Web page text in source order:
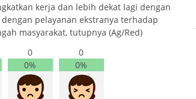
kerja dan lebih dekat lagi dengan
pelayanan ekstranya terhadap
masyarakat, tutupnya (Ag/Red)
0
0%
0
0%